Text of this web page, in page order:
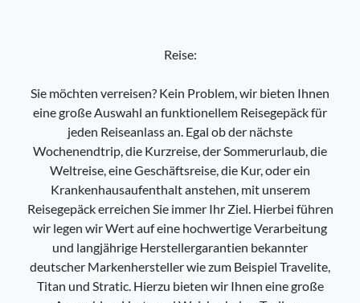
Reise:
Sie möchten verreisen? Kein Problem, wir bieten Ihnen
eine große Auswahl an funktionellem Reisegepäck für
jeden Reiseanlass an. Egal ob der nächste
Wochenendtrip, die Kurzreise, der Sommerurlaub, die
Weltreise, eine Geschäftsreise, die Kur, oder ein
Krankenhausaufenthalt anstehen, mit unserem
Reisegepäck erreichen Sie immer Ihr Ziel. Hierbei führen
wir legen wir Wert auf eine hochwertige Verarbeitung
und langjährige Herstellergarantien bekannter
deutscher Markenhersteller wie zum Beispiel Travelite,
Titan und Stratic. Hierzu bieten wir Ihnen eine große